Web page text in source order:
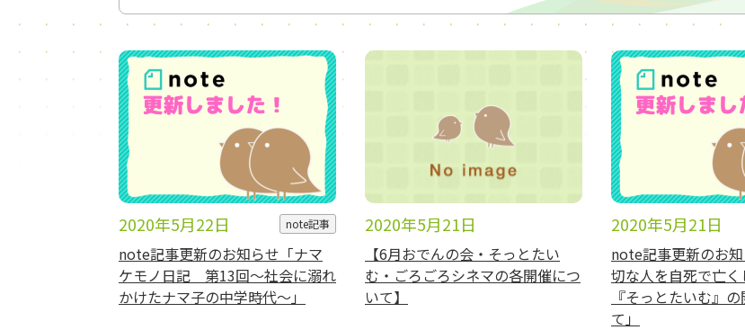
2020年5月22日 note記事
note記事更新のお知らせ「ナマ
ケモノ日記 第13回～社会に溺れ
かけたナマ子の中学時代～」
2020年5月21日
【6月おでんの会・そっとたい
む・ごろごろシネマの各開催につ
いて】
2020年5月21日
note記事更新のお
切な人を自死で亡く
『そっとたいむ』
て」